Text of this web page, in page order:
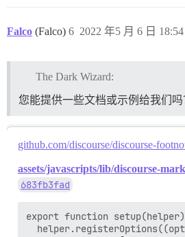
Falco (Falco) 2022 年5 月 6 日 18:54
6
The Dark Wizard:
您能提供一些文档或示例给我们吗
github.com/discourse/discourse-
assets/javascripts/lib/discourse-
683fb3fad
export function